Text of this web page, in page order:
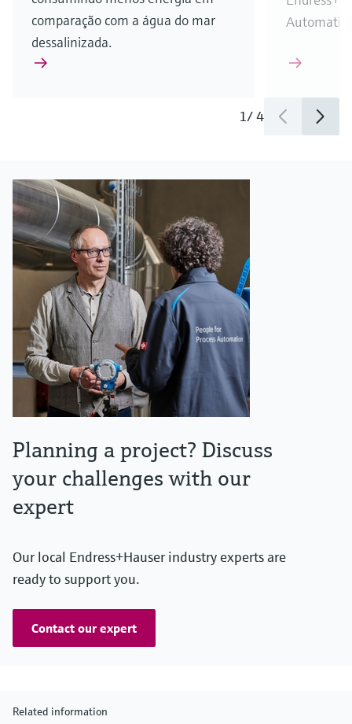
comparação com a água do mar
dessalinizada.
1/4
Planning a project? Discuss
your challenges with our
expert
Our local Endress+Hauser industry experts are
ready to support you.
Contact our expert
Related information